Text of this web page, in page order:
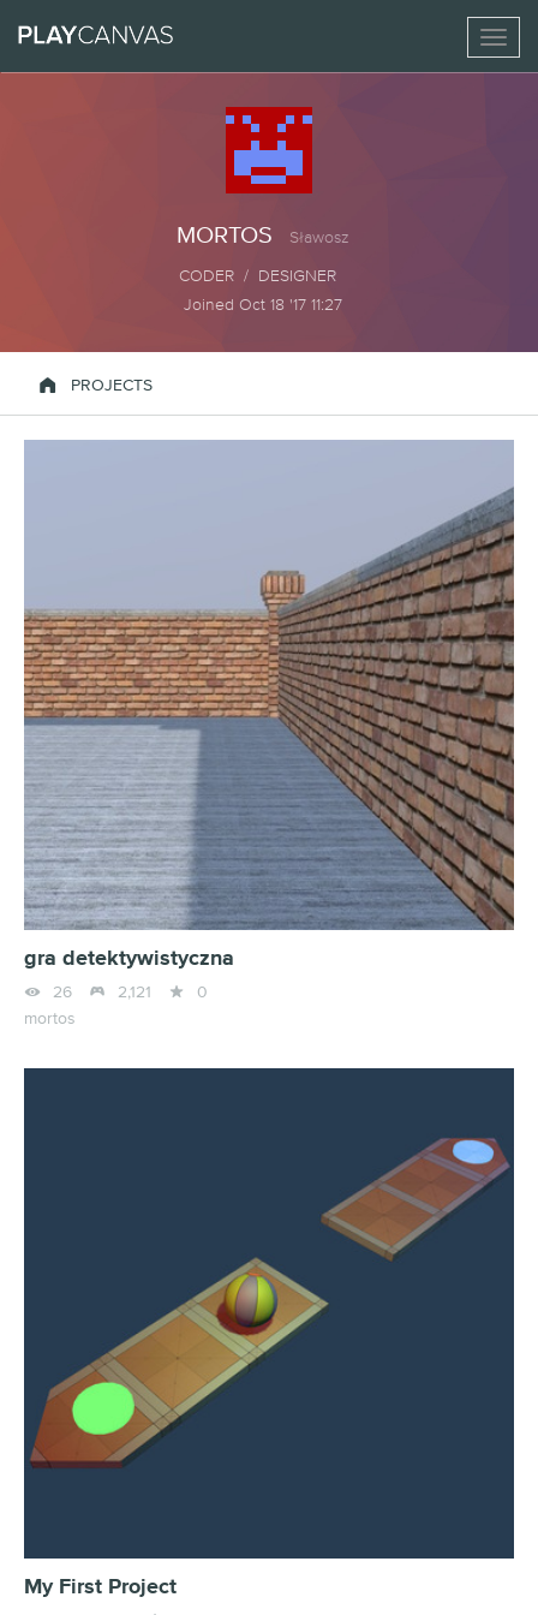
MORTOS Sławosz
CODER / DESIGNER
Joined Oct 18 '17 11:27
 PROJECTS
gra detektywistyczna
 26  2,121 
0
mortos
My First Project